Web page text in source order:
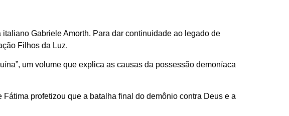
Gabriele Amorth. Para dar continuidade ao legado de
Filhos da Luz.
um volume que explica as causas da possessão demoníaca
profetizou que a batalha final do demônio contra Deus e a